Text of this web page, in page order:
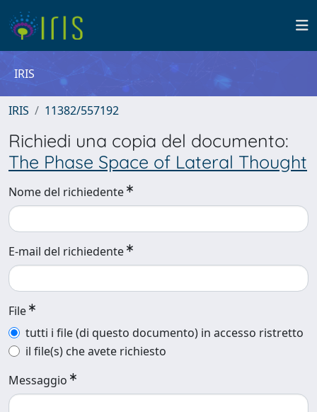
IRIS
IRIS 11382/557192
Richiedi una copia del documento:
The Phase Space of Lateral Thought
Nome del richiedente
E-mail del richiedente
File
tutti i file (di questo documento) in accesso ristretto
il file(s) che avete richiesto
Messaggio